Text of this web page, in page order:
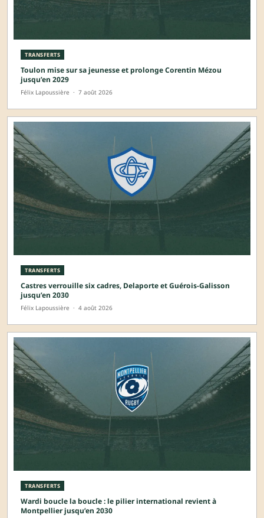
TRANSFERTS
Toulon mise sur sa jeunesse et prolonge Corentin Mézou
jusqu’en 2029
Félix Lapoussière · 7 août 2026
TRANSFERTS
Castres verrouille six cadres, Delaporte et Guérois-Galisson
jusqu’en 2030
Félix Lapoussière · 4 août 2026
TRANSFERTS
Wardi boucle la boucle : le pilier international revient à
Montpellier jusqu’en 2030